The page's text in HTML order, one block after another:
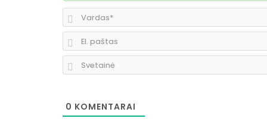
0 KOMENTARAI